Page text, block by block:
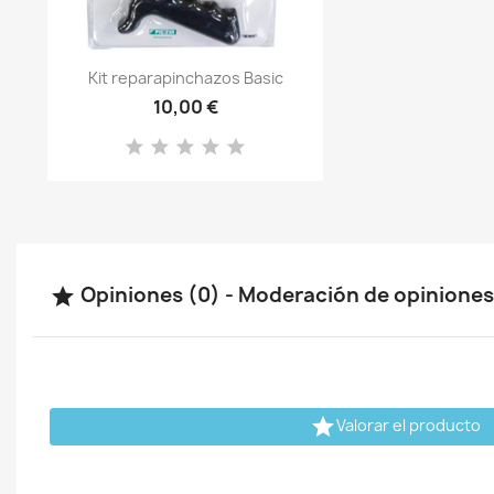
Vista rápida
Kit reparapinchazos Basic
10,00 €
 Opiniones (0) - Moderación de
Valorar el producto